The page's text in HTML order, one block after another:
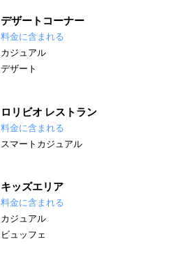
デザートコーナー
料金に含まれる
カジュアル
デザート
ロリビオ レストラン
料金に含まれる
スマートカジュアル
キッズエリア
料金に含まれる
カジュアル
ビュッフェ